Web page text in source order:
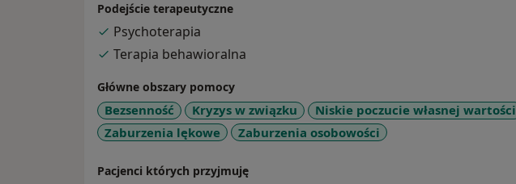
Podejście terapeutyczne
Psychoterapia
Terapia behawioralna
Główne obszary pomocy
Bezsenność Kryzys w związku
Niskie poczucie własnej wartości
Zaburzenia lękowe
Zaburzenia osobowości
Pacjenci których przyjmuję